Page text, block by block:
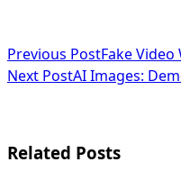
<span
class="nav-
screen-
Previous PostFake
Next PostAI Images:
Related Posts